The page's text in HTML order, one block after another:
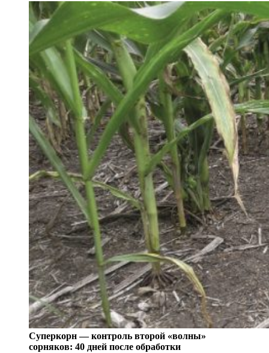
Суперкорн — контроль второй «волны»
сорняков: 40 дней после обработки